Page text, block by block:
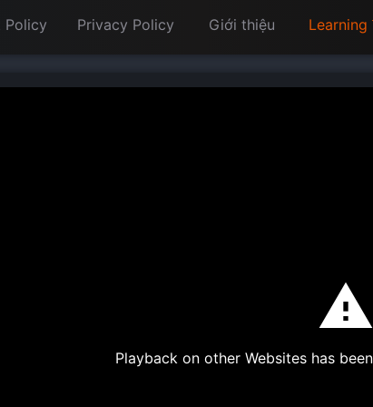
Policy Privacy Policy Giới thiệu Learning
Playback on other Websites has